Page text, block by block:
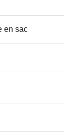
en sac